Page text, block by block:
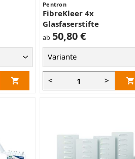
Pentron
FibreKleer 4x
Glasfaserstifte
ab 50,80 €
< >